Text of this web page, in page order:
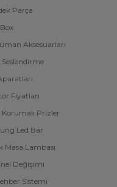
Parça
Aksesuarları
Fiyatları
Korumalı Prizler
Led Bar
Masa Lambası
Değişimi
Sistemi